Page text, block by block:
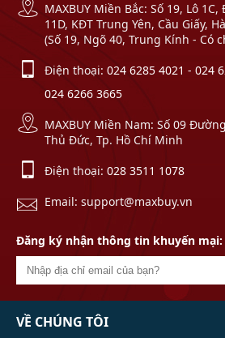
MAXBUY Miền Bắc: Số 19, Lô
11D, KĐT Trung Yên, Cầu Giấy,
(Số 19, Ngõ 40, Trung Kính - Có
Điện thoại: 024 6285 4021 - 024
024 6266 3665
MAXBUY Miền Nam: Số 09
Thủ Đức, Tp. Hồ Chí Minh
Điện thoại: 028 3511 1078
Email: support@maxbuy.vn
Đăng ký nhận thông tin khuyến mại:
VỀ CHÚNG TÔI